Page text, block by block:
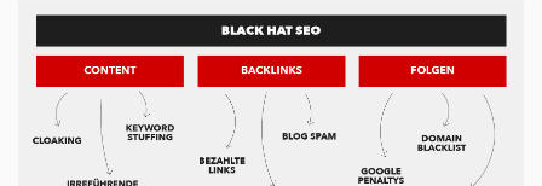
SEHR GUT
Blick aufs